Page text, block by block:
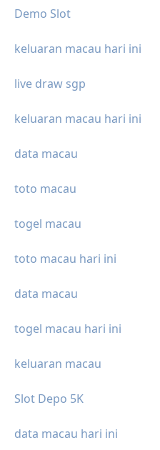
Demo Slot
keluaran macau hari ini
live draw sgp
keluaran macau hari ini
data macau
toto macau
togel macau
toto macau hari ini
data macau
togel macau hari ini
keluaran macau
Slot Depo 5K
data macau hari ini